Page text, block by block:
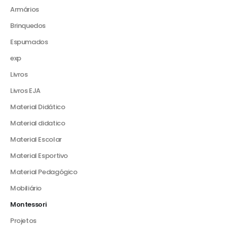
Armários
Brinquedos
Espumados
exp
Livros
Livros EJA
Material Didático
Material didatico
Material Escolar
Material Esportivo
Material Pedagógico
Mobiliário
Montessori
Projetos